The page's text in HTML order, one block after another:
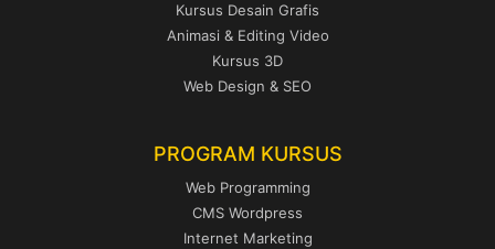
Kursus Desain Grafis
Animasi & Editing Video
Kursus 3D
Web Design & SEO
PROGRAM KURSUS
Web Programming
CMS Wordpress
Internet Marketing